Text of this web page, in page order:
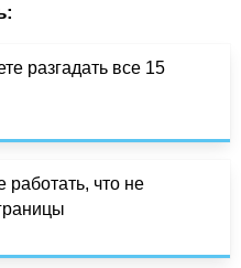
разгадать все 15
работать, что не